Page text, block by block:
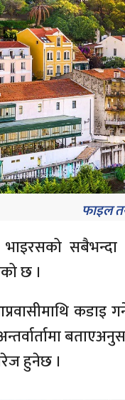
फाइल
भाइरसको
छ ।
कडाइ
हुनेछ ।